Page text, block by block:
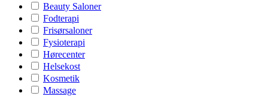
Beauty Saloner
Fodterapi
Frisørsaloner
Fysioterapi
Hørecenter
Helsekost
Kosmetik
Massage